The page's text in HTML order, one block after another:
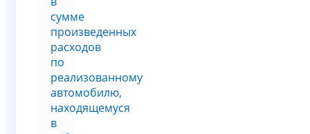
сумме
произведенных
расходов
по
реализованному
автомобилю,
находящемуся
в